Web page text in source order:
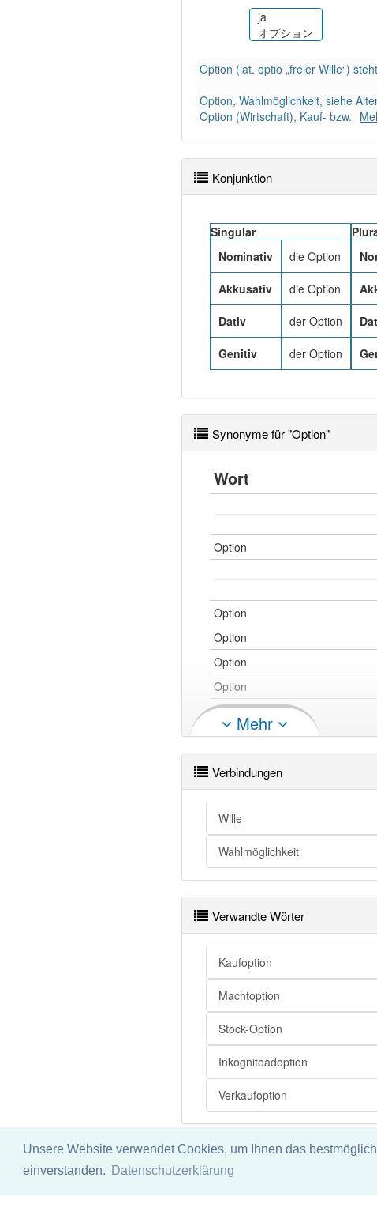
Unsere Website verwendet Cookies, um Ihnen das
einverstanden.
Datenschutzerklärung
Wörter mit Endung-option
94% unserer Spielapp-Nutzer
ja
オプション
Option (lat. optio „freier Wille“)
Option, Wahlmöglichkeit, siehe
Option (Wirtschaft), Kauf- bzw.
Konjunktion
Singular
Nominativ
die Option
Akkusativ die Option
Dativ der Option
Genitiv der Option
Synonyme für "Option"
Wort
Option
Option
Option
Option
Option
Option
Option
Option
Option
Option
Option
Option
Option
Option
Option
Option
Option openthesaurus
Mehr
Verbindungen
Wille
Wahlmöglichkeit
Verwandte Wörter
Kaufoption
Machtoption
Stock-Option
Inkognitoadoption
Verkaufoption
Impressum
Wir übernehmen keine Garantie